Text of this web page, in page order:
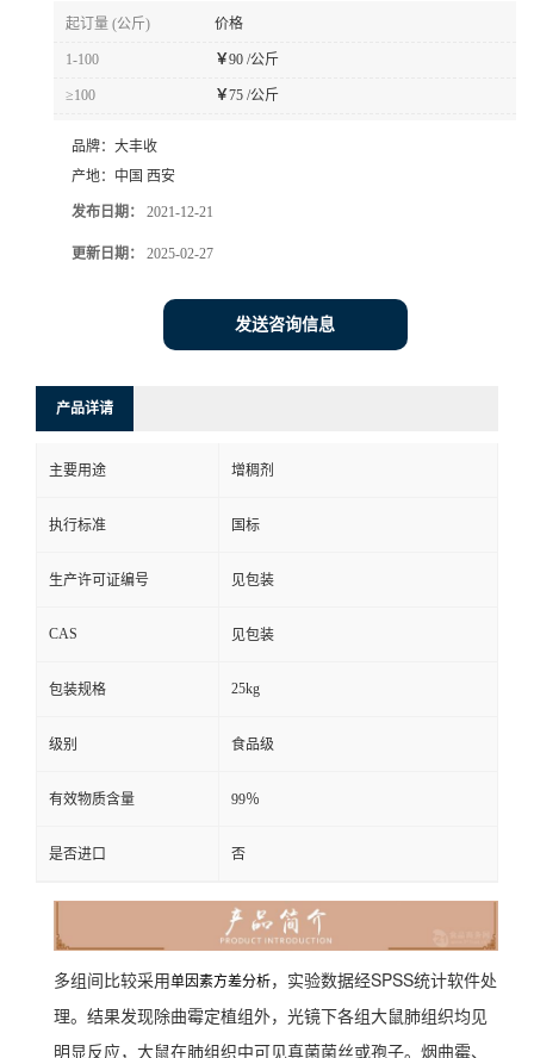
起订量 (公斤) 价格
1-100 ￥90 /公斤
≥100 ￥75 /公斤
品牌： 大丰收
产地： 中国 西安
发布日期： 2021-12-21
更新日期： 2025-02-27
发送咨询信息
产品详请
主要用途 增稠剂
执行标准 国标
生产许可证编号 见包装
CAS 见包装
包装规格 25kg
级别 食品级
有效物质含量 99％
是否进口 否
多组间比较采用单因素方差分析，实验数据经SPSS统计软件处
理。结果发现除曲霉定植组外，光镜下各组大鼠肺组织均见
明显反应，大鼠在肺组织中可见真菌菌丝或孢子。烟曲霉、